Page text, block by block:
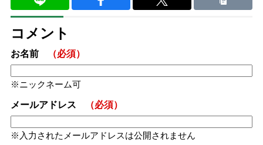
コメント
お名前 （必須）
ニックネーム可
メールアドレス （必須）
入力されたメールアドレスは公開されません